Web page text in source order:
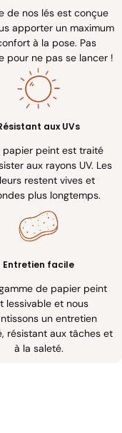
de nos lés est conçue
apporter un maximum
à la pose. Pas
pour ne pas se lancer !
aux UVs
papier peint est traité
aux rayons UV. Les
restent vives et
plus longtemps.
Entretien facile
de papier peint
lessivable et nous
un entretien
résistant aux tâches et
à la saleté.